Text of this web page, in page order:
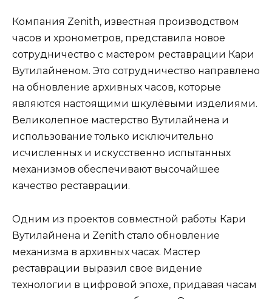
Компания Zenith, известная производством
часов и хронометров, представила новое
сотрудничество с мастером реставрации Кари
Вутилайненом. Это сотрудничество направлено
на обновление архивных часов, которые
являются настоящими шкулёвыми изделиями.
Великолепное мастерство Вутилайнена и
использование только исключительно
исчисленных и искусственно испытанных
механизмов обеспечивают высочайшее
качество реставрации.
Одним из проектов совместной работы Кари
Вутилайнена и Zenith стало обновление
механизма в архивных часах. Мастер
реставрации выразил свое видение
технологии в цифровой эпохе, придавая часам